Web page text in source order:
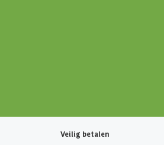
Veilig betalen